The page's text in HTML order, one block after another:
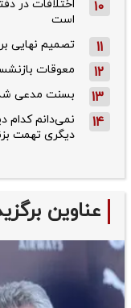
10
اختلافات در
است
11 تصمیم نهایی
12 معوقات
13 بسنت مدعی شد:
14
نمی‌دانم کدام
دیگری تهمت
عناوین